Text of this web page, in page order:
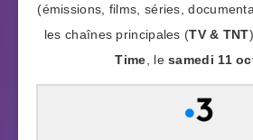
(émissions, films, séries,
les chaînes principales (TV & TNT
Time , lesamedi 11